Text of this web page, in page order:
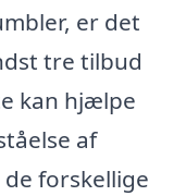
er det
tre tilbud
kan hjælpe
af
forskellige